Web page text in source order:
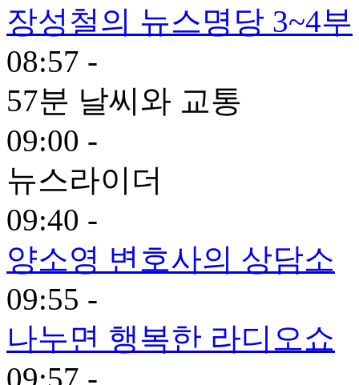
장성철의 뉴스명당 3~4부
08:57 -
57분 날씨와 교통
09:00 -
뉴스라이더
09:40 -
양소영 변호사의 상담소
09:55 -
나누면 행복한 라디오쇼
09:57 -